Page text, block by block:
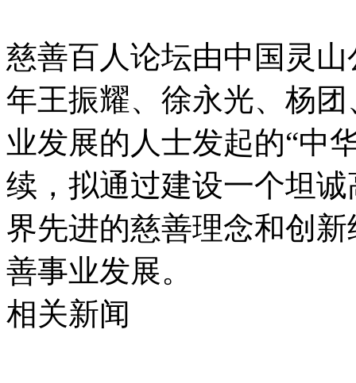
慈善百人论坛由中国灵
年王振耀、徐永光、杨
业发展的人士发起的“中
续，拟通过建设一个坦
界先进的慈善理念和创
善事业发展。
相关新闻